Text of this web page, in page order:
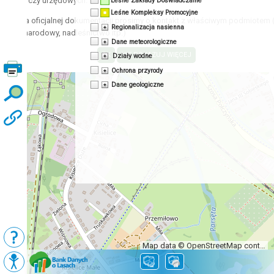
Map data © OpenStreetMap contributors, CC-BY-SA
Podkłady Mapy BDL
Leśne Kompleksy Promocyjne
Regionalizacja nasienna
Dane meteorologiczne
Działy wodne
Ochrona przyrody
Dane geologiczne
oficjalnej dokumentacji prosimy o kontakt z właściwym podmiotem
park narodowy, nadleśnictwo itp.)